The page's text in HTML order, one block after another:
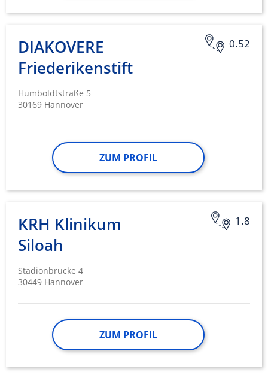
0.52
DIAKOVERE
Friederikenstift
Humboldtstraße 5
30169 Hannover
ZUM PROFIL
1.8
KRH Klinikum
Siloah
Stadionbrücke 4
30449 Hannover
ZUM PROFIL